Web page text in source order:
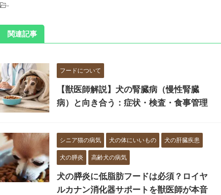
-
関連記事
フードについて
【獣医師解説】犬の腎臓病（慢性腎臓
病）と向き合う：症状・検査・食事管理
シニア猫の病気 犬の体にいいもの 犬の肝臓疾患
犬の膵炎 高齢犬の病気
犬の膵炎に低脂肪フードは必須？ロイヤ
ルカナン消化器サポートを獣医師が本音